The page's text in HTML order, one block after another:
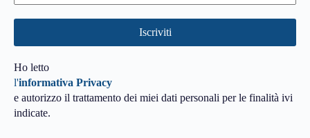
Ho letto
l'informativa Privacy
e autorizzo il trattamento dei miei dati personali per le finalità ivi
indicate.